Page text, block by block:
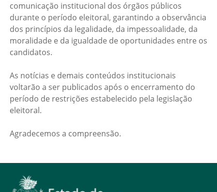
comunicação institucional dos órgãos públicos
durante o período eleitoral, garantindo a observância
dos princípios da legalidade, da impessoalidade, da
moralidade e da igualdade de oportunidades entre os
candidatos.
As notícias e demais conteúdos institucionais
voltarão a ser publicados após o encerramento do
período de restrições estabelecido pela legislação
eleitoral.
Agradecemos a compreensão.